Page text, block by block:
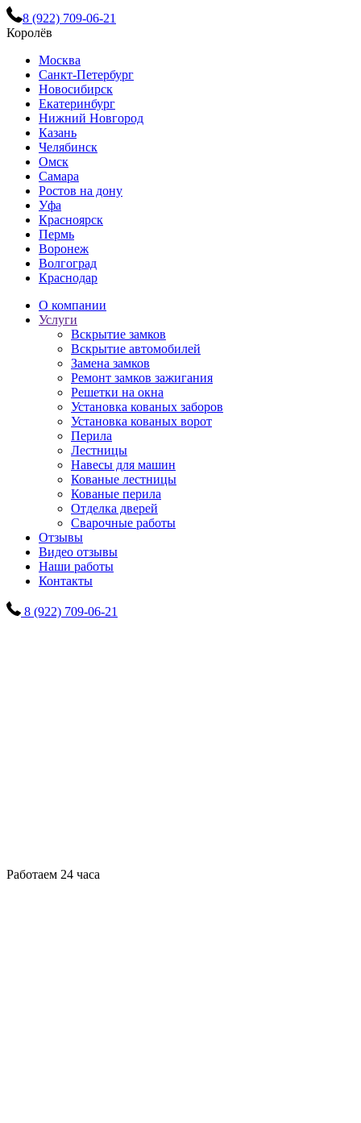
8 (922) 709-06-21
Королёв
Москва
Санкт-Петербург
Новосибирск
Екатеринбург
Нижний Новгород
Казань
Челябинск
Омск
Самара
Ростов на дону
Уфа
Красноярск
Пермь
Воронеж
Волгоград
Краснодар
О компании
Услуги
Вскрытие замков
Вскрытие автомобилей
Замена замков
Ремонт замков зажигания
Решетки на окна
Установка кованых заборов
Установка кованых ворот
Перила
Лестницы
Навесы для машин
Кованые лестницы
Кованые перила
Отделка дверей
Сварочные работы
Отзывы
Видео отзывы
Наши работы
Контакты
8 (922) 709-06-21
Работаем 24 часа